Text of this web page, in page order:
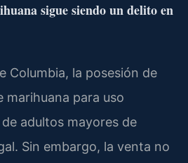
sigue siendo un delito en
Columbia, la posesión de
marihuana para uso
adultos mayores de
Sin embargo, la venta no